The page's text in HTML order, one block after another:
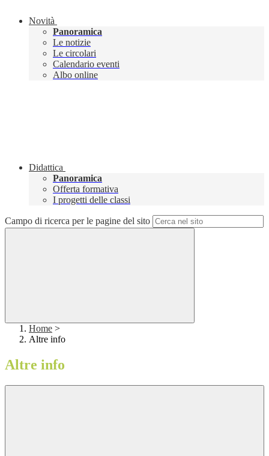
Novità
Panoramica
Le notizie
Le circolari
Calendario eventi
Albo online
Didattica
Panoramica
Offerta formativa
I progetti delle classi
Campo di ricerca per le pagine del sito
Home >
Altre info
Altre info